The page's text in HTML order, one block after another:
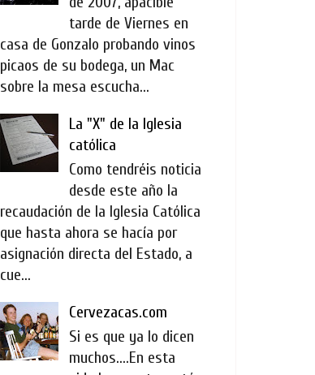
tarde de Viernes en
casa de Gonzalo probando vinos
picaos de su bodega, un Mac
sobre la mesa escucha...
La "X" de la Iglesia
católica
Como tendréis noticia
desde este año la
recaudación de la Iglesia Católica
que hasta ahora se hacía por
asignación directa del Estado, a
cue...
Cervezacas.com
Si es que ya lo dicen
muchos....En esta